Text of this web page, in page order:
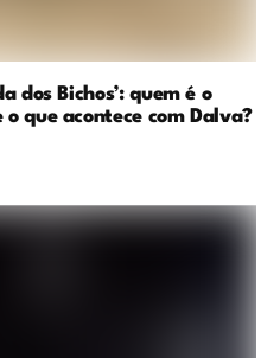
dos Bichos’: quem é o
que acontece com Dalva?